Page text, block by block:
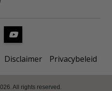
Disclaimer Privacybeleid
All rights reserved.